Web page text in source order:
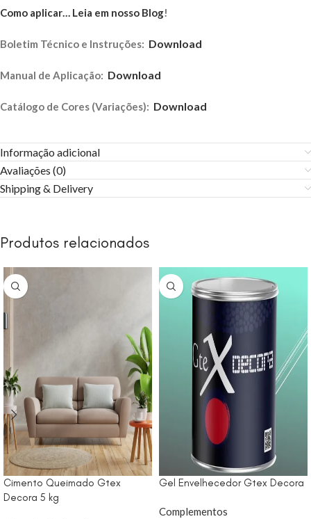
Como aplicar… Leia em nosso Blog!
Boletim Técnico e Instruções: Download
Manual de Aplicação: Download
Catálogo de Cores (Variações): Download
Informação adicional
Avaliações (0)
Shipping & Delivery
Produtos relacionados
Cimento Queimado Gtex
Decora 5 kg
Gel Envelhecedor Gtex Decora
Complementos